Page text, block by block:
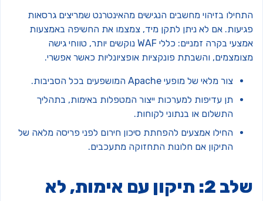
בזיהוי מחשבים הנגישים מהאינטרנט שמריצים גרסאות
אם לא ניתן לתקן מיד, צמצמו את החשיפה באמצעות
אמצעי בקרה זמניים: כללי WAF נוקשים יותר, טווחי גישה
והשבתת פונקציות אופציונליות כאשר אפשרי.
צור מלאי של מופעי Apache המושפעים בכל הסביבות.
תן עדיפות למערכות ייצור המטפלות באימות, בתהליך
התשלום או בנתוני לקוחות.
החילו אמצעים להפחתת סיכון חירום לפני פריסה מלאה של
התיקון אם חלונות התחזוקה מתעכבים.
שלב 2: תיקון עם אימות, לא